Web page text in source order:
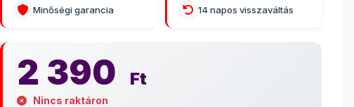
Minőségi garancia 14 napos visszaváltás
2 390 Ft
Nincs raktáron